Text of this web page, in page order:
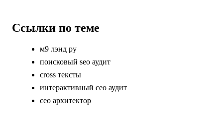
Ссылки по теме
м9 лэнд ру
поисковый seo аудит
cross тексты
интерактивный сео аудит
сео архитектор